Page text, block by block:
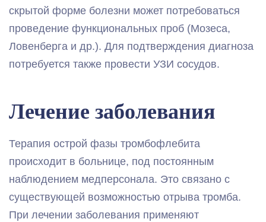
скрытой форме болезни может потребоваться
проведение функциональных проб (Мозеса,
Ловенберга и др.). Для подтверждения диагноза
потребуется также провести УЗИ сосудов.
Лечение заболевания
Терапия острой фазы тромбофлебита
происходит в больнице, под постоянным
наблюдением медперсонала. Это связано с
существующей возможностью отрыва тромба.
При лечении заболевания применяют